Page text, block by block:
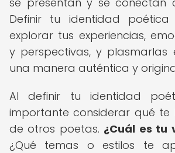
Definir tu identidad poética
explorar tus experiencias,
y perspectivas, y
una manera auténtica y
Al definir tu identidad
importante considerar qué te
de otros poetas. ¿Cuál es tu
¿Qué temas o estilos te